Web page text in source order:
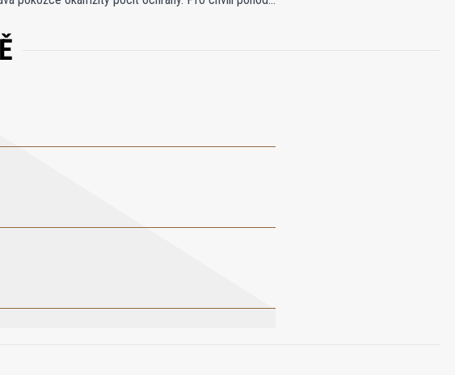
Rouge 540: tělové mléko, tělový olej, vlasovou
CETEARETH-60 MYRISTYL GLYCOL; SODIUM
SODIUM LEVULINATE; OCTADECYL DI-T-BUTYL-4-